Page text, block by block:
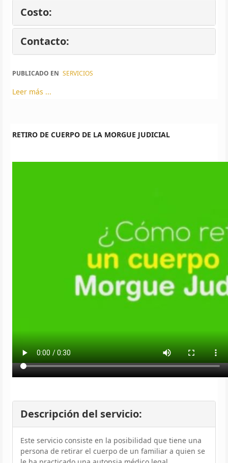
Costo:
Contacto:
PUBLICADO EN SERVICIOS
Leer más ...
RETIRO DE CUERPO DE LA MORGUE JUDICIAL
Descripción del servicio:
Este servicio consiste en la posibilidad que tiene una
persona de retirar el cuerpo de un familiar a quien se